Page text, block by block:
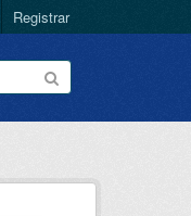
Registrar